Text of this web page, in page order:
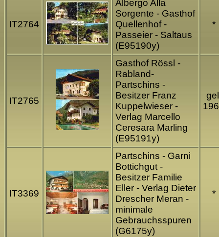
IT2764
Albergo Alla
Sorgente - Gasthof
Quellenhof -
Passeier - Saltaus
(E95190y)
*
IT2765
Gasthof Rössl -
Rabland-
Partschins -
Besitzer Franz
Kuppelwieser -
Verlag Marcello
Ceresara Marling
(E95191y)
IT3369
Partschins - Garni
Bottichgut -
Besitzer Familie
Eller - Verlag Dieter
Drescher Meran -
minimale
Gebrauchsspuren
(G6175y)
*